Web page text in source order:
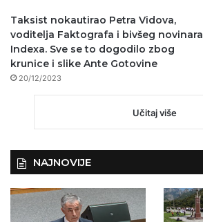
Taksist nokautirao Petra Vidova,
voditelja Faktografa i bivšeg novinara
Indexa. Sve se to dogodilo zbog
krunice i slike Ante Gotovine
20/12/2023
Učitaj više
NAJNOVIJE